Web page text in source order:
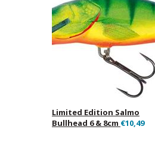
Limited Edition Salmo
Bullhead 6 & 8cm €10,49